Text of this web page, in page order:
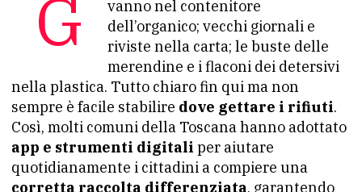
Gli avanzi della cena e i filtri di tè
vanno nel contenitore
dell’organico; vecchi giornali e
riviste nella carta; le buste delle
merendine e i flaconi dei detersivi
nella plastica. Tutto chiaro fin qui ma non
sempre è facile stabilire dove gettare i rifiuti.
Così, molti comuni della Toscana hanno adottato
app e strumenti digitali per aiutare
quotidianamente i cittadini a compiere una
corretta raccolta differenziata, garantendo